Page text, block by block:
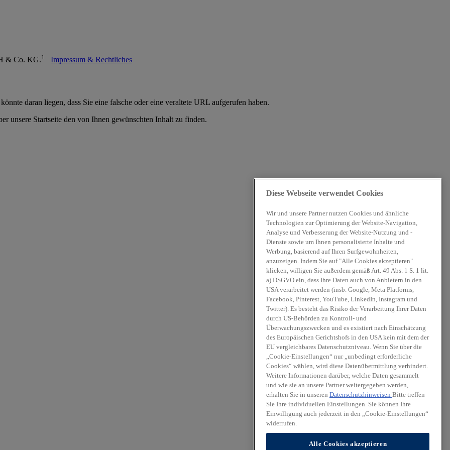
& Co. KG.1 Impressum & Rechtliches
daran liegen, dass Sie eine falsche oder eine veraltete URL aufgerufen haben.
unsere Startseite den von Ihnen gewünschten Inhalt zu finden.
Diese Webseite verwendet Cookies
Wir und unsere Partner nutzen Cookies und ähnliche
Technologien zur Optimierung der Website-Navigation,
Analyse und Verbesserung der Website-Nutzung und -
Dienste sowie um Ihnen personalisierte Inhalte und
Werbung, basierend auf Ihren Surfgewohnheiten,
anzuzeigen. Indem Sie auf "Alle Cookies akzeptieren"
klicken, willigen Sie außerdem gemäß Art. 49 Abs. 1 S. 1 lit.
a) DSGVO ein, dass Ihre Daten auch von Anbietern in den
USA verarbeitet werden (insb. Google, Meta Platforms,
Facebook, Pinterest, YouTube, LinkedIn, Instagram und
Twitter). Es besteht das Risiko der Verarbeitung Ihrer Daten
durch US-Behörden zu Kontroll- und
Überwachungszwecken und es existiert nach Einschätzung
des Europäischen Gerichtshofs in den USA kein mit dem der
EU vergleichbares Datenschutzniveau. Wenn Sie über die
„Cookie-Einstellungen“ nur „unbedingt erforderliche
Cookies“ wählen, wird diese Datenübermittlung verhindert.
Weitere Informationen darüber, welche Daten gesammelt
und wie sie an unsere Partner weitergegeben werden,
erhalten Sie in unseren Datenschutzhinweisen Bitte treffen
Sie Ihre individuellen Einstellungen. Sie können Ihre
Einwilligung auch jederzeit in den „Cookie-Einstellungen“
widerrufen.
Alle Cookies akzeptieren